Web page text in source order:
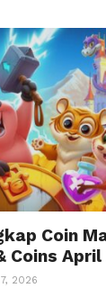
Coin
Coins
7, 2026